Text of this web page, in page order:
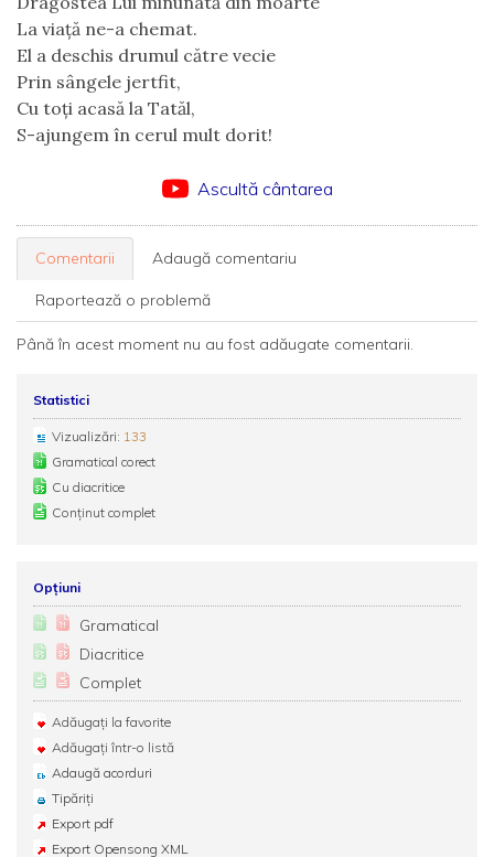
La viață ne-a chemat.
El a deschis drumul către vecie
Prin sângele jertfit,
Cu toți acasă la Tatăl,
S-ajungem în cerul mult dorit!
Ascultă cântarea
Comentarii Adaugă comentariu
Raportează o problemă
Până în acest moment nu au fost adăugate comentarii.
Statistici
Vizualizări: 133
Gramatical corect
Cu diacritice
Conținut complet
Opțiuni
Gramatical
Diacritice
Complet
Adăugați la favorite
Adăugați într-o listă
Adaugă acorduri
Tipăriți
Export pdf
Export Opensong XML